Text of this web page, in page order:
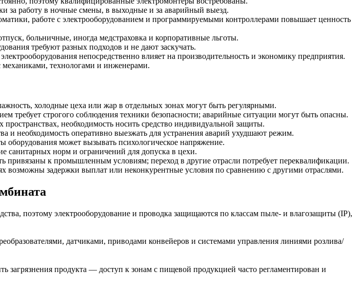
за работу в ночные смены, в выходные и за аварийный выезд.
работе с электрооборудованием и программируемыми контроллерами повышает ценность
больничные, иногда медстраховка и корпоративные льготы.
требуют разных подходов и не дают заскучать.
непосредственно влияет на производительность и экономику предприятия.
технологами и инженерами.
холодные цеха или жар в отдельных зонах могут быть регулярными.
требует строгого соблюдения техники безопасности; аварийные ситуации могут быть опасны.
необходимость носить средство индивидуальной защиты.
и необходимость оперативно выезжать для устранения аварий ухудшают режим.
оборудования может вызывать психологическое напряжение.
санитарных норм и ограничений для допуска в цехи.
к промышленным условиям; переход в другие отрасли потребует переквалификации.
возможны задержки выплат или неконкурентные условия по сравнению с другими отраслями.
поэтому электрооборудование и проводка защищаются по классам пыле- и влагозащиты (IP),
датчиками, приводами конвейеров и системами управления линиями розлива/
загрязнения продукта — доступ к зонам с пищевой продукцией часто регламентирован и